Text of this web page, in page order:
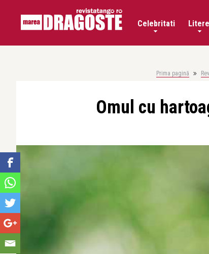
Celebritati Litere
Prima pagină
Omul cu